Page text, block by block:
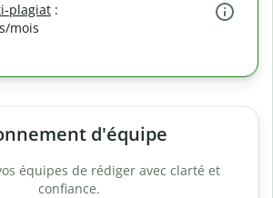
plagiat :
mois
d'équipe
équipes de rédiger avec clarté et
confiance.